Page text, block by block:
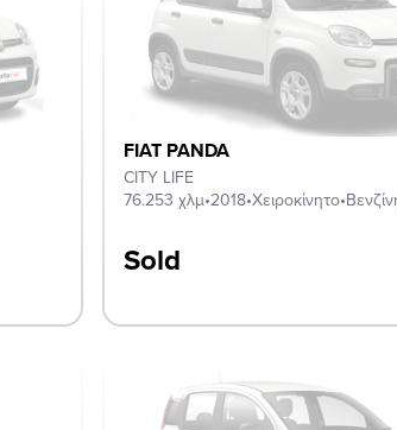
FIAT PANDA
CITY LIFE
76.253 χλμ•2018•Χειροκίνητο•
Sold